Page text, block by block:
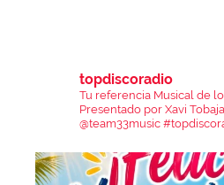
topdiscoradio
Tu referencia Musical de
Presentado por Xavi Tobaja.
@team33music